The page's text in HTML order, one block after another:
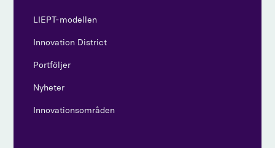
LIEPT-modellen
Innovation District
Portföljer
Nyheter
Innovationsområden